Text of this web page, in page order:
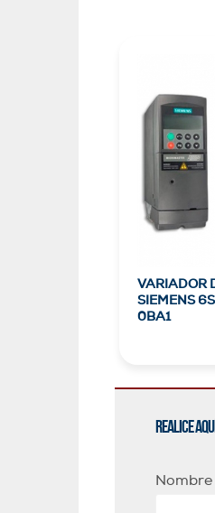
VARIADOR
SIEMENS
0BA1
Realice
Nombre